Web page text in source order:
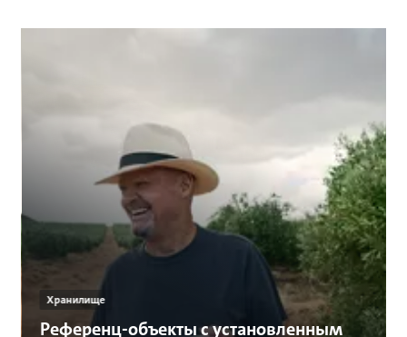
Хранилище
Референц-объекты с установленным